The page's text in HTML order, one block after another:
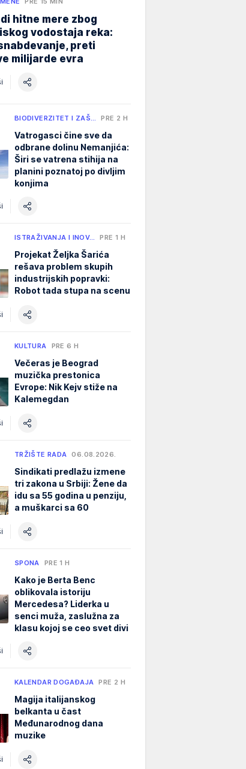
hitne mere zbog
vodostaja reka:
preti
milijarde evra
BIODIVERZITET I ZAŠ… PRE 2 H
Vatrogasci čine sve da
odbrane dolinu Nemanjića:
Širi se vatrena stihija na
planini poznatoj po divljim
konjima
ISTRAŽIVANJA I INOV… PRE 1 H
Projekat Željka Šarića
rešava problem skupih
industrijskih popravki:
Robot tada stupa na scenu
KULTURA PRE 6 H
Večeras je Beograd
muzička prestonica
Evrope: Nik Kejv stiže na
Kalemegdan
TRŽIŠTE RADA 06.08.2026.
Sindikati predlažu izmene
tri zakona u Srbiji: Žene da
idu sa 55 godina u penziju,
a muškarci sa 60
SPONA PRE 1 H
Kako je Berta Benc
oblikovala istoriju
Mercedesa? Liderka u
senci muža, zaslužna za
klasu kojoj se ceo svet divi
KALENDAR DOGAĐAJA PRE 2 H
Magija italijanskog
belkanta u čast
Međunarodnog dana
muzike